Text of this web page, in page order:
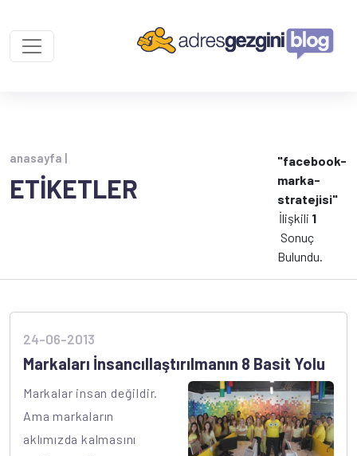
anasayfa |
ETİKETLER
"facebook-
marka-
stratejisi"
İlişkili 1
Sonuç
Bulundu.
24-06-2013
Markaları İnsancıllaştırılmanın 8 Basit Yolu
Markalar insan değildir.
Ama markaların
aklımızda kalmasını